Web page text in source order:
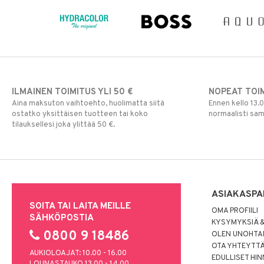
Silmänrajauskynät
ILMAINEN TOIMITUS YLI 50 €
Aina maksuton vaihtoehto, huolimatta siitä
ostatko yksittäisen tuotteen tai koko
tilauksellesi joka ylittää 50 €.
NOPEAT
Ennen kello
normaalisti
SOITA TAI LAITA MEILLE
SÄHKÖPOSTIA
0800 9 18486
AUKIOLOAJAT: 10.00 - 16.00
OMA PROFIILI
KYSYMYKSIÄ
OLEN
OTA
EDULLISET